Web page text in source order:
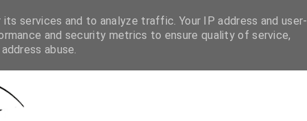
MAPservices and to analyze traffic. Your IP address and user-
and security metrics to ensure quality of service,
abuse.